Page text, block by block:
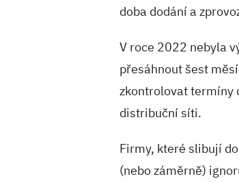
doba dodání a
V roce 2022 nebyla
přesáhnout šest
zkontrolovat termíny
distribuční síti.
Firmy, které slibují
(nebo záměrně)